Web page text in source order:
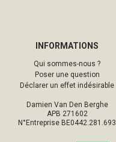
INFORMATIONS
Qui sommes-nous ?
Poser une question
Déclarer un effet indésirable
Damien Van Den Berghe
APB 271602
N°Entreprise BE0442.281.693